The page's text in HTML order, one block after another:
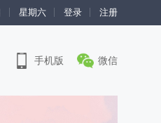
星期六 登录 注册
手机版 微信